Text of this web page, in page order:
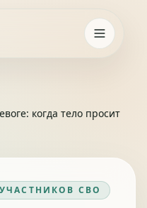
когда тело просит
СВО